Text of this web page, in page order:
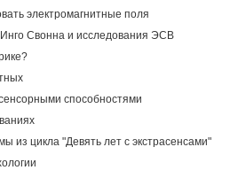
электромагнитные поля
Свонна и исследования ЭСВ
способностями
из цикла "Девять лет с экстрасенсами"